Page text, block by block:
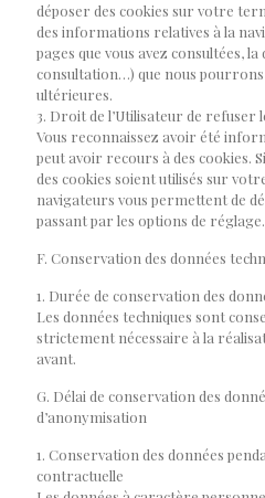
déposer des cookies sur votre
des informations relatives à la
pages que vous avez consultées, la
consultation…) que nous
ultérieures.
3. Droit de l’Utilisateur de refuser
Vous reconnaissez avoir été
peut avoir recours à des cookies.
des cookies soient utilisés sur
navigateurs vous permettent de
passant par les options de réglage.
F. Conservation des données
1. Durée de conservation des
Les données techniques sont
strictement nécessaire à la
avant.
G. Délai de conservation des
d’anonymisation
1. Conservation des données
contractuelle